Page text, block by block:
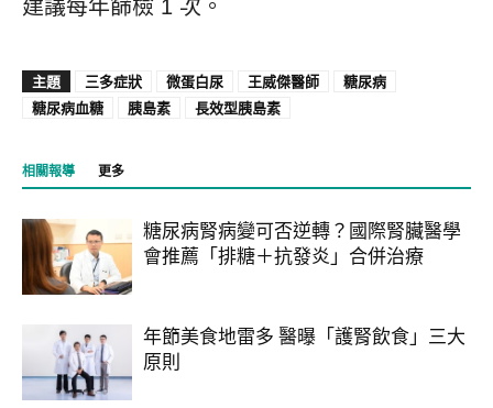
建議每年篩檢 1 次。
主題 三多症狀 微蛋白尿 王威傑醫師
糖尿病
糖尿病血糖
胰島素 長效型胰島素
相關報導 更多
糖尿病腎病變可否逆轉？國際腎臟醫學
會推薦「排糖＋抗發炎」合併治療
年節美食地雷多 醫曝「護腎飲食」三大
原則